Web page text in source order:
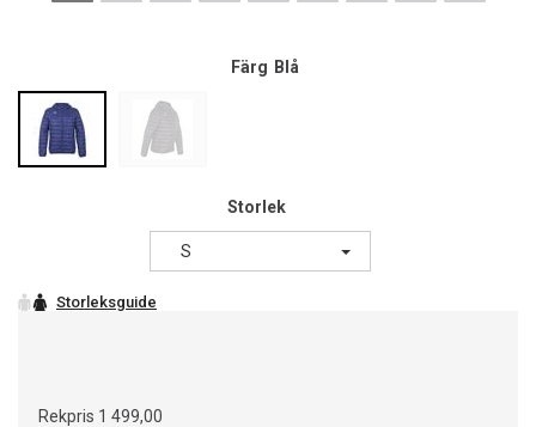
Färg Blå
Storlek
S
Rekpris 1 499,00